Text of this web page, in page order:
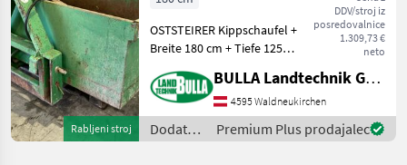
Rabljeni stroj
DDV/stroj iz
posredovalnice
1.309,73 €
neto
OSTSTEIRER Kippschaufel +
Breite 180 cm + Tiefe 125
Aufsatz aus Holz + 3 Punkt
und
Ackerschienenaufnahme
Funkcija nagiba: Hidravlični
BULLA Landtechnik GmbH
4595 Waldneukirchen
Dodatna
oprema
Premium Plus prodajalec